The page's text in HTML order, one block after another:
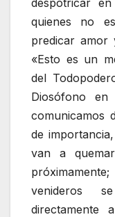
quienes no
predicar amor
«Esto es un
del
Diosófono
comunicamos
de
van a
venideros
directamente